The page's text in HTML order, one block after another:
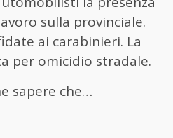
sulla provinciale.
ai carabinieri. La
per omicidio stradale.
sapere che…